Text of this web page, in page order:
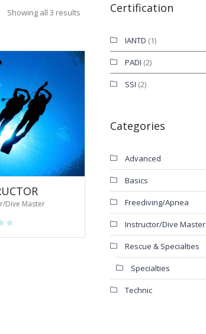
Showing all 3 results
Dive Master
Certification
IANTD (1)
PADI (2)
SSI (2)
Categories
Advanced
Basics
Freediving/Apnea
Instructor/Dive Master
Rescue & Specialties
Specialties
Technic